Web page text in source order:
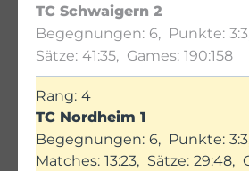
TC Schwaigern 2
6
3:3
41:35
190:158
4
TC Nordheim 1
6
3:3
13:23
29:48